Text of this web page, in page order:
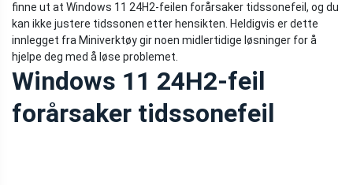
finne ut at Windows 11 24H2-feilen forårsaker tidssonefeil, og du
kan ikke justere tidssonen etter hensikten. Heldigvis er dette
innlegget fra Miniverktøy gir noen midlertidige løsninger for å
hjelpe deg med å løse problemet.
Windows 11 24H2-feil
forårsaker tidssonefeil